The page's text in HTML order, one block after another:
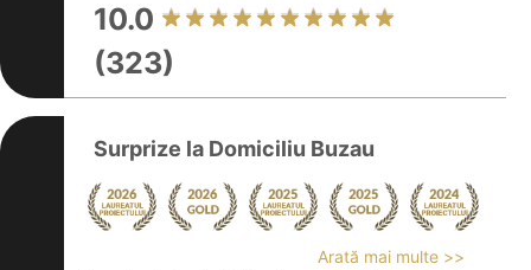
10.0
(323)
Surprize la Domiciliu Buzau
Arată mai multe >>